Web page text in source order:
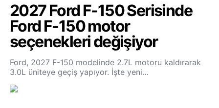
2027 Ford F-150 Serisinde
Ford F-150 motor
seçenekleri değişiyor
Ford, 2027 F-150 modelinde 2.7L motoru kaldırarak
3.0L üniteye geçiş yapıyor. İşte yeni…